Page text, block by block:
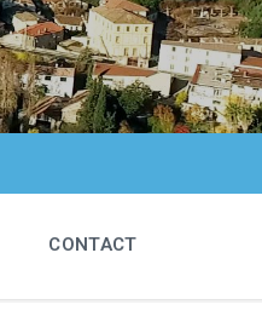
CONTACT